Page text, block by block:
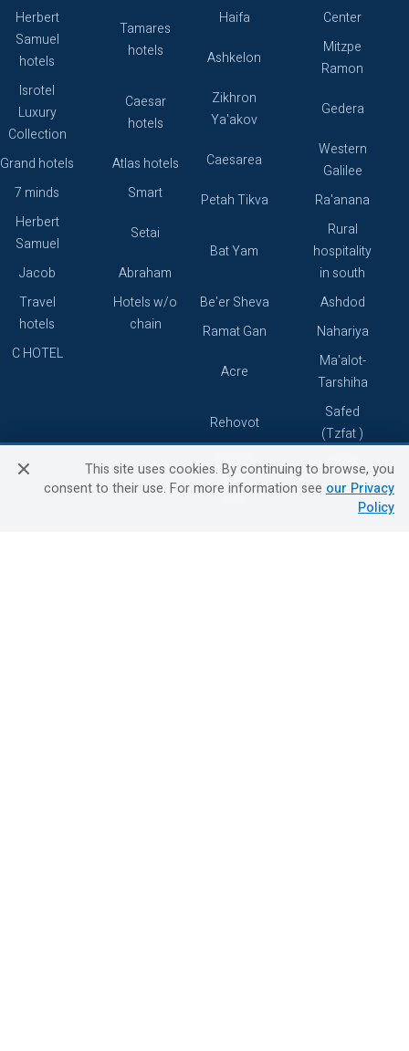
Herbert
Samuel
hotels
Tamares
hotels
Isrotel
Luxury
Collection
Caesar
hotels
Grand hotels
Atlas hotels
7 minds
Smart
Herbert
Samuel
Setai
Jacob
Abraham
Travel
hotels
Hotels w/o
chain
C HOTEL
Haifa Center
Ashkelon
Mitzpe
Ramon
Zikhron
Ya'akov
Gedera
Caesarea
Western
Galilee
Petah Tikva
Ra'anana
Bat Yam
Rural
hospitality
in south
Be'er Sheva
Ashdod
Ramat Gan
Nahariya
Acre
Ma'alot-
Tarshiha
Rehovot
Safed
(Tzfat )
Hadera
South
Arad
This site uses cookies. By continuing to browse, you
consent to their use. For more information see our Privacy
Policy